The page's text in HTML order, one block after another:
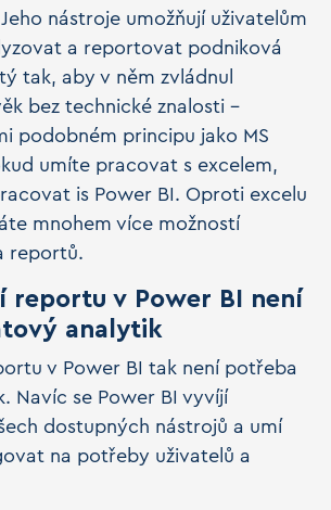
nástroje umožňují uživatelům
a reportovat podniková
tak, aby v něm zvládnul
bez technické znalosti –
podobném principu jako MS
umíte pracovat s excelem,
is Power BI. Oproti excelu
mnohem více možností
reportů.
reportu v Power BI není
analytik
v Power BI tak není potřeba
Navíc se Power BI vyvíjí
dostupných nástrojů a umí
na potřeby uživatelů a